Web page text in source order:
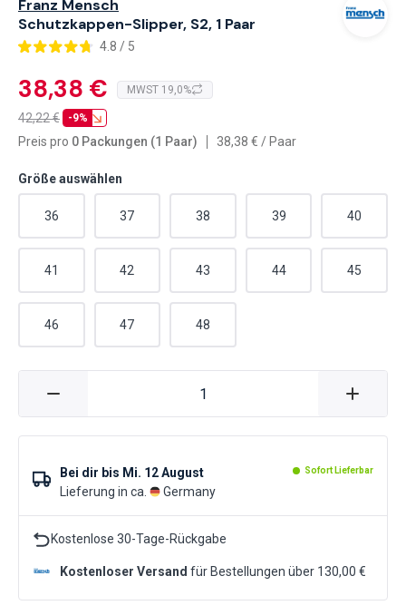
Franz Mensch
Schutzkappen-Slipper, S2, 1 Paar
4.8 / 5
38,38 € MWST 19,0%
42,22€ -9%
Preis pro 0 Packungen (1 Paar) 38,38 € / Paar
Größe auswählen
36 37 38 39 40
41 42 43 44 45
46 47 48
Bei dir bis Mi. 12 August Sofort Lieferbar
Lieferung in ca. Germany
Kostenlose 30-Tage-Rückgabe
Kostenloser Versand für Bestellungen über 130,00 €